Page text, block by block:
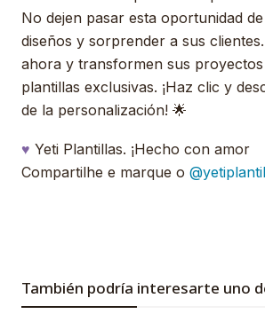
No dejen pasar esta oportunidad
diseños y sorprender a sus
ahora y transformen sus
plantillas exclusivas. ¡Haz clic y
de la personalización! 🌟
♥ Yeti Plantillas. ¡Hecho con amor
Compartilhe e marque o
También podría interesarte uno